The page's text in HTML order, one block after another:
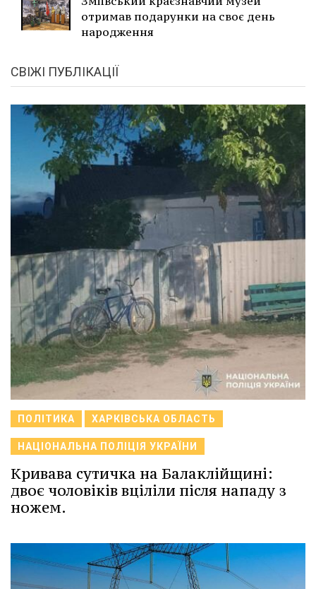
отримав подарунки на своє день
народження
СВІЖІ ПУБЛІКАЦІЇ
ПОЛІТИКА ХАРКІВСЬКА ОБЛАСТЬ
НАЦІОНАЛЬНА ПОЛІЦІЯ УКРАЇНИ
Кривава сутичка на Балаклійщині:
двоє чоловіків вціліли після нападу з
ножем.